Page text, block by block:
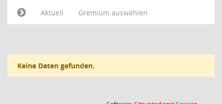
Aktuell
Gremium auswählen
Keine Daten gefunden.